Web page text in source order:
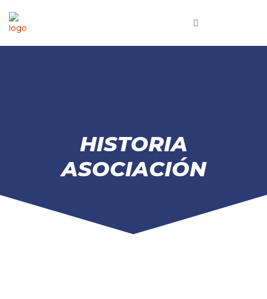
HISTORIA
ASOCIACIÓN